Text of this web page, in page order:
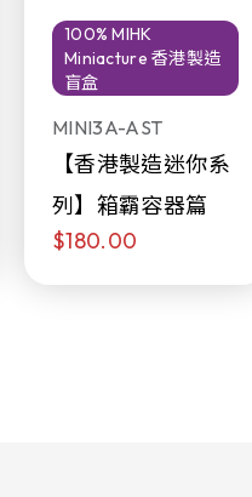
100% MIHK
Miniacture 香港製造
盲盒
MINI3A-AST
【香港製造迷你系
列】箱霸容器篇
$180.00